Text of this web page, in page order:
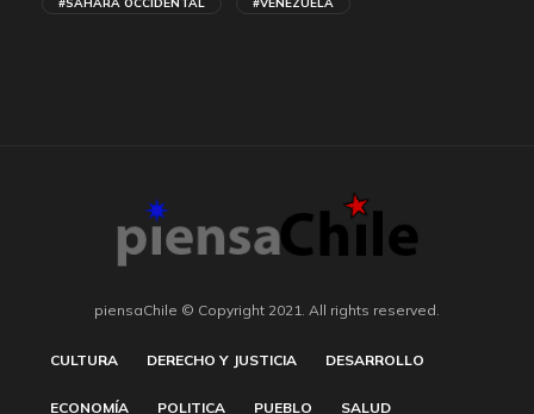
piensaChile © Copyright 2021. All rights reserved.
CULTURA DERECHO Y JUSTICIA DESARROLLO
ECONOMÍA POLITICA PUEBLO SALUD